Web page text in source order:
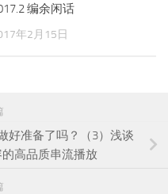
编余闲话
年2月15日
好准备了吗？（3）浅谈
高品质串流播放